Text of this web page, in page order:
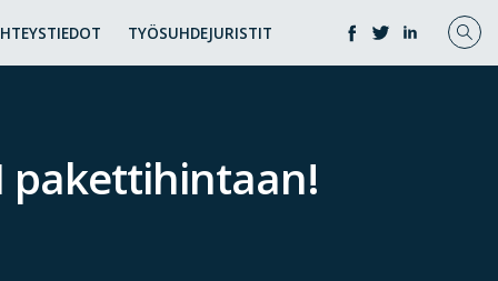
TYÖSUHDEJURISTIT
pakettihintaan!